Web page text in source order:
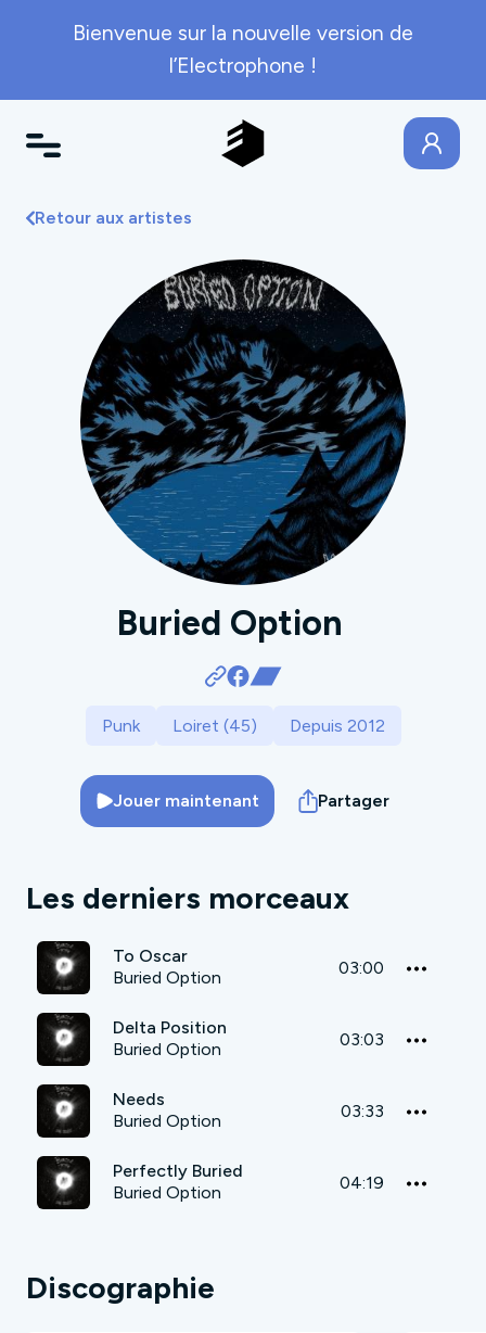
Bienvenue sur la nouvelle version de
l’Electrophone !
Retour aux artistes
Buried Option
Punk Loiret (45) Depuis 2012
Jouer maintenant Partager
Les derniers morceaux
To Oscar
Buried Option
03:00
Delta Position
Buried Option
03:03
Needs
Buried Option
03:33
Perfectly Buried
Buried Option
04:19
Discographie